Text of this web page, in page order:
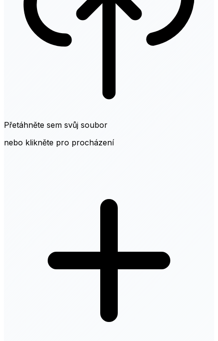
Přetáhněte sem svůj soubor
nebo klikněte pro procházení